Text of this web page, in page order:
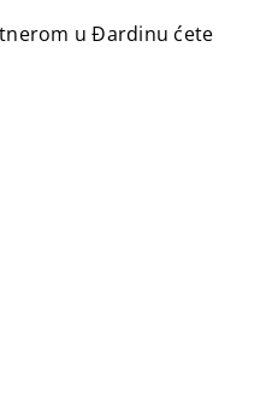
u Đardinu ćete